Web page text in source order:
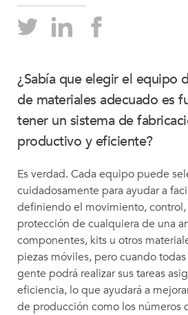
¿Sabía que elegir el equipo
de materiales adecuado es
tener un sistema de
productivo y eficiente?
Es verdad. Cada equipo puede
cuidadosamente para ayudar a
definiendo el movimiento,
protección de cualquiera de una
componentes, kits u otros
piezas móviles, pero cuando
gente podrá realizar sus tareas
eficiencia, lo que ayudará a
de producción como los números